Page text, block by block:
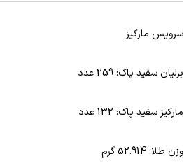
سرویس مارکیز
برلیان سفید پاک: 259 عدد
مارکیز سفید پاک: 132 عدد
وزن طلا: 52.914 گرم